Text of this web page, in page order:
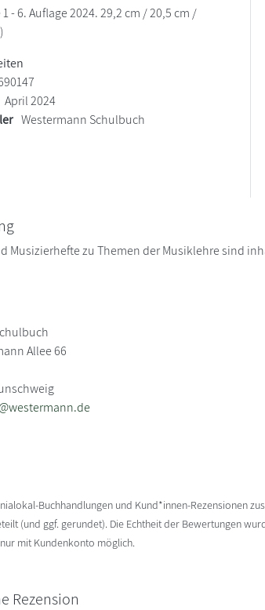
- 6. Auflage 2024. 29,2 cm / 20,5 cm /
April 2024
Westermann Schulbuch
Musizierhefte zu Themen der Musiklehre sind
Allee 66
Buchhandlungen und Kund*innen-Rezensionen
(und ggf. gerundet). Die Echtheit der Bewertungen
mit Kundenkonto möglich.
Rezension